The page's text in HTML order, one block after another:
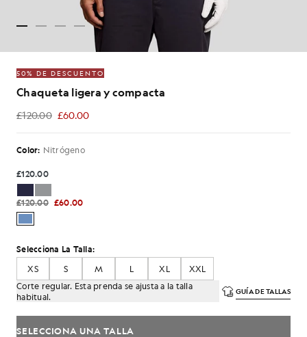
50% DE DESCUENTO
Chaqueta ligera y compacta
£120.00 £60.00
£60.00
Color: Nitrógeno
£120.00
£120.00 £60.00
Selecciona La Talla:
XS
S M L XL
XXL
Corte regular. Esta prenda se ajusta a la talla
habitual.
GUÍA DE TALLAS
SELECCIONA UNA TALLA